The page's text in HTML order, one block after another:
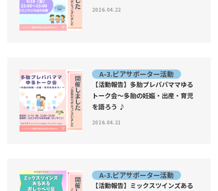
2026.04.22
A-3.ピアサポーター活動
【活動報告】多胎プレパパママゆる
トーク会〜多胎の妊娠・出産・育児
を語ろう ♪
2026.04.21
A-3.ピアサポーター活動
【活動報告】ミックスツインズある